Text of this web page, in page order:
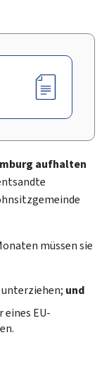
aufhalten
müssen sie
unterziehen; und
EU-